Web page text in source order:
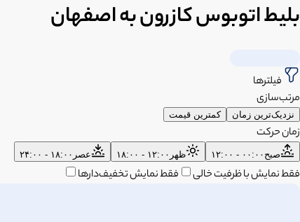
بلیط اتوبوس کازرون به اصفهان
فیلترها
مرتب‌سازی
نزدیک‌ترین زمان کمترین قیمت
زمان حرکت
صبح ۰۰:۰۰ - ۱۲:۰۰ ظهر ۱۲:۰۰ - ۱۸:۰۰ عصر ۱۸:۰۰ - ۲۴:۰۰
فقط نمایش با ظرفیت خالی فقط نمایش تخفیف‌دارها